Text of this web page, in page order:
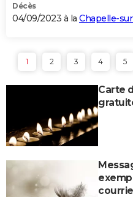
Décès
04/09/2023 à la Chapelle-
1 2 3 4 5
Carte